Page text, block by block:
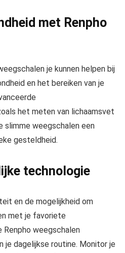
met Renpho
je kunnen helpen bij
en het bereiken van je
het meten van lichaamsvet
slimme weegschalen een
gesteldheid.
technologie
en de mogelijkheid om
met je favoriete
Renpho weegschalen
je dagelijkse routine. Monitor je